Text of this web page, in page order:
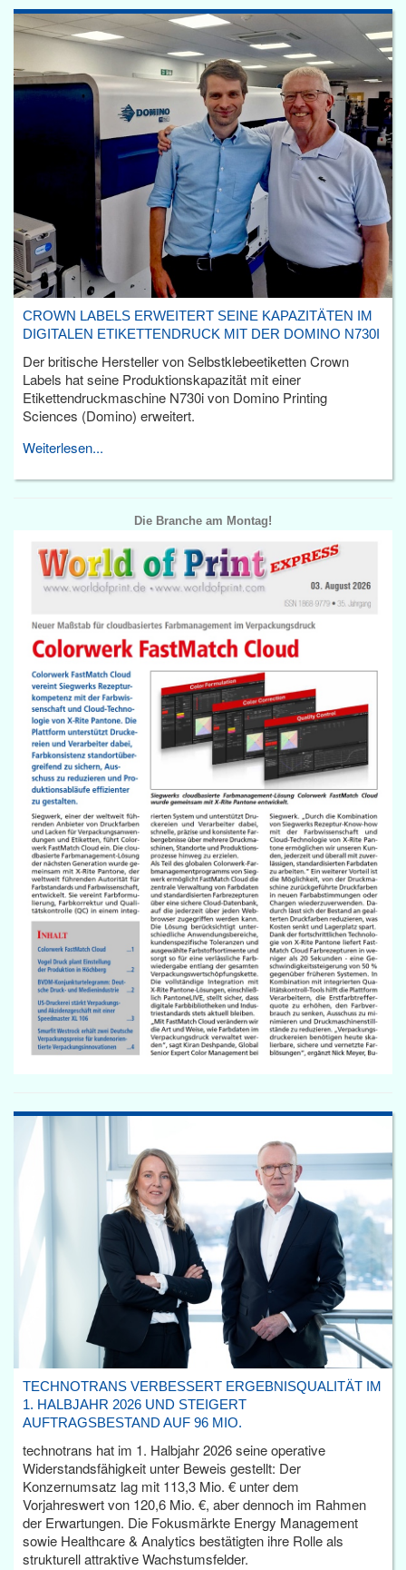
CROWN LABELS ERWEITERT SEINE KAPAZITÄTEN IM
DIGITALEN ETIKETTENDRUCK MIT DER DOMINO N730I
Der britische Hersteller von Selbstklebeetiketten Crown
Labels hat seine Produktionskapazität mit einer
Etikettendruckmaschine N730i von Domino Printing
Sciences (Domino) erweitert.
Weiterlesen...
Die Branche am Montag!
TECHNOTRANS VERBESSERT ERGEBNISQUALITÄT IM
1. HALBJAHR 2026 UND STEIGERT
AUFTRAGSBESTAND AUF 96 MIO.
technotrans hat im 1. Halbjahr 2026 seine operative
Widerstandsfähigkeit unter Beweis gestellt: Der
Konzernumsatz lag mit 113,3 Mio. € unter dem
Vorjahreswert von 120,6 Mio. €, aber dennoch im Rahmen
der Erwartungen. Die Fokusmärkte Energy Management
sowie Healthcare & Analytics bestätigten ihre Rolle als
strukturell attraktive Wachstumsfelder.